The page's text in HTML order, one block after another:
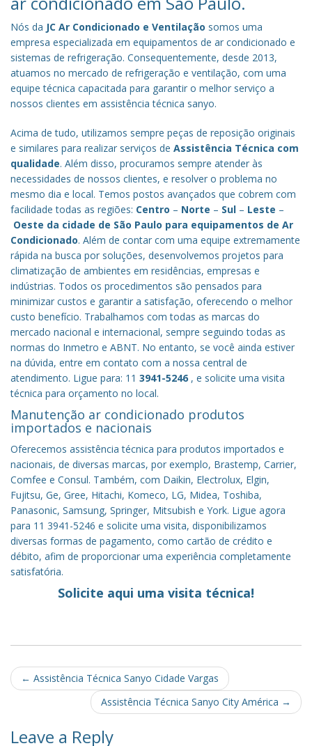
Nós da JC Ar Condicionado e Ventilação somos uma
empresa especializada em equipamentos de ar condicionado e
sistemas de refrigeração. Consequentemente, desde 2013,
atuamos no mercado de refrigeração e ventilação, com uma
equipe técnica capacitada para garantir o melhor serviço a
nossos clientes em assistência técnica sanyo.
Acima de tudo, utilizamos sempre peças de reposição originais
e similares para realizar serviços de Assistência Técnica com
qualidade. Além disso, procuramos sempre atender às
necessidades de nossos clientes, e resolver o problema no
mesmo dia e local. Temos postos avançados que cobrem com
facilidade todas as regiões: Centro – Norte – Sul – Leste –
Oeste da cidade de São Paulo para equipamentos de Ar
Condicionado. Além de contar com uma equipe extremamente
rápida na busca por soluções, desenvolvemos projetos para
climatização de ambientes em residências, empresas e
indústrias. Todos os procedimentos são pensados para
minimizar custos e garantir a satisfação, oferecendo o melhor
custo benefício. Trabalhamos com todas as marcas do
mercado nacional e internacional, sempre seguindo todas as
normas do Inmetro e ABNT. No entanto, se você ainda estiver
na dúvida, entre em contato com a nossa central de
atendimento. Ligue para: 11 3941-5246 , e solicite uma visita
técnica para orçamento no local.
Manutenção ar condicionado produtos
importados e nacionais
Oferecemos assistência técnica para produtos importados e
nacionais, de diversas marcas, por exemplo, Brastemp, Carrier,
Comfee e Consul. Também, com Daikin, Electrolux, Elgin,
Fujitsu, Ge, Gree, Hitachi, Komeco, LG, Midea, Toshiba,
Panasonic, Samsung, Springer, Mitsubish e York. Ligue agora
para 11 3941-5246 e solicite uma visita, disponibilizamos
diversas formas de pagamento, como cartão de crédito e
débito, afim de proporcionar uma experiência completamente
satisfatória.
Solicite aqui uma visita técnica!
Post
navigation
← Assistência Técnica Sanyo Cidade Vargas
Assistência Técnica Sanyo City América →
Leave a Reply